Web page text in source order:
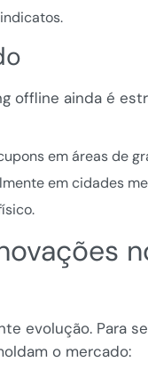
offline ainda é
em áreas de
em cidades
evolução. Para
o mercado: